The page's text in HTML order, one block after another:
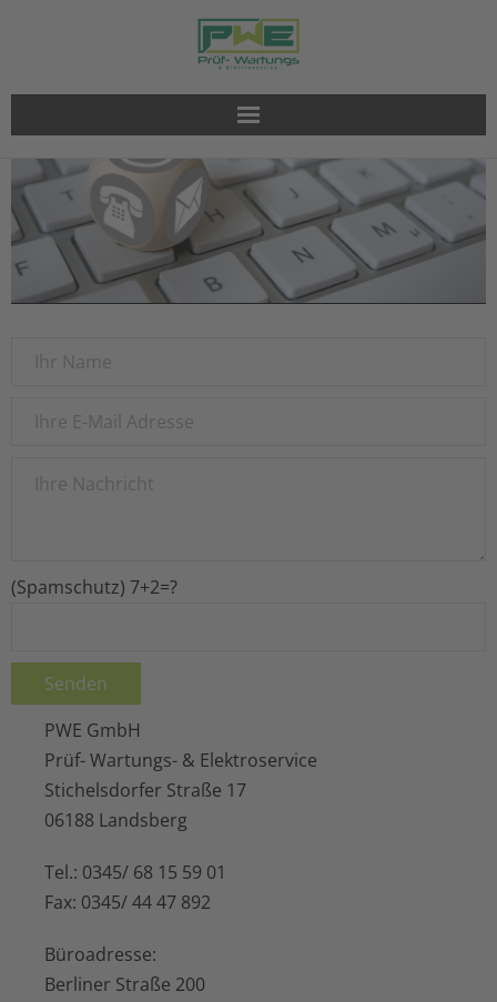
Arbeitssicherheit
LED-Beleuchtung
Blitzschutz
(Spamschutz) 7+2=?
PWE GmbH
Prüf- Wartungs- & Elektroservice
Stichelsdorfer Straße 17
06188 Landsberg
Tel.: 0345/ 68 15 59 01
Fax: 0345/ 44 47 892
Büroadresse:
Berliner Straße 200